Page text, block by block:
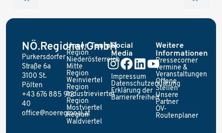
NÖ.Regional.GmbH
Purkersdorfer
Straße 6a
3100 St.
Pölten
+43 676 885 912
40
office@noeregional.at
Unser Team
Region
Niederösterreich
Mitte
Region
Weinviertel
Region
Industrieviertel
Region
Mostviertel
Region
Waldviertel
Social
Media
Impressum
Datenschutzerklärung
Erklärung der
Barrierefreiheit
Weitere
Informationen
Pressecorner
Termine &
Veranstaltungen
Offene
Stellen
Unsere
Partner
ÖV-
Routenplaner